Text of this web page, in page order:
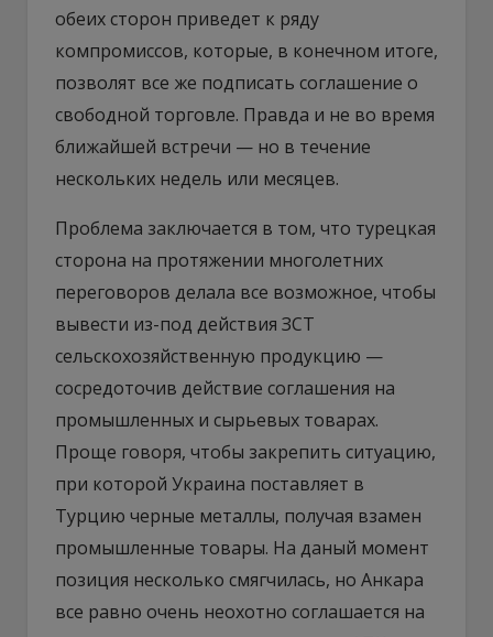
обеих сторон приведет к ряду
компромиссов, которые, в конечном итоге,
позволят все же подписать соглашение о
свободной торговле. Правда и не во время
ближайшей встречи — но в течение
нескольких недель или месяцев.
Проблема заключается в том, что турецкая
сторона на протяжении многолетних
переговоров делала все возможное, чтобы
вывести из-под действия ЗСТ
сельскохозяйственную продукцию —
сосредоточив действие соглашения на
промышленных и сырьевых товарах.
Проще говоря, чтобы закрепить ситуацию,
при которой Украина поставляет в
Турцию черные металлы, получая взамен
промышленные товары. На даный момент
позиция несколько смягчилась, но Анкара
все равно очень неохотно соглашается на